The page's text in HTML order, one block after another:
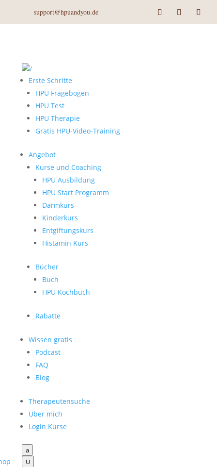
support@hpuandyou.de
Erste Schritte
HPU Fragebogen
HPU Test
HPU Therapie
Gratis HPU-Video-Training
Angebot
Kurse und Coaching
HPU Ausbildung
HPU Start Programm
Darmkurs
Kinderkurs
Entgiftungskurs
Histamin Kurs
Bücher
Buch
HPU Kochbuch
Rabatte
Wissen gratis
Podcast
FAQ
Blog
Therapeutensuche
Über mich
Login Kurse
a
U